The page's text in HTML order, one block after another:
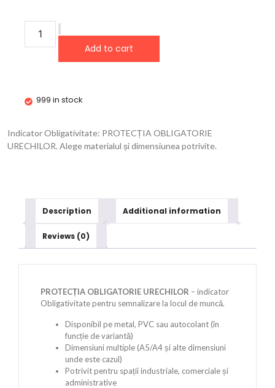
Add to cart
999 in stock
Indicator Obligativitate: PROTECȚIA OBLIGATORIE
URECHILOR. Alege materialul și dimensiunea potrivite.
Description Additional information
Reviews (0)
PROTECȚIA OBLIGATORIE URECHILOR – indicator
Obligativitate pentru semnalizare la locul de muncă.
Disponibil pe metal, PVC sau autocolant (în
funcție de variantă)
Dimensiuni multiple (A5/A4 și alte dimensiuni
unde este cazul)
Potrivit pentru spații industriale, comerciale și
administrative